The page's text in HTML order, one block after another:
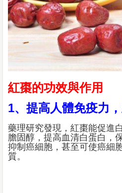
紅棗的功效與作用
1、提高人體免疫力
藥理研究發現，紅棗能促進
膽固醇，提高血清白蛋白，
抑制癌細胞，甚至可使癌細
質。